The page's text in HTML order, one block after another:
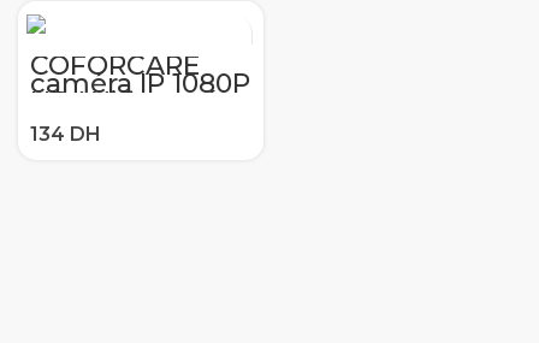
COFORCARE
caméra IP 1080P
HD Wifi caméra
bébé moniteur
intelligent